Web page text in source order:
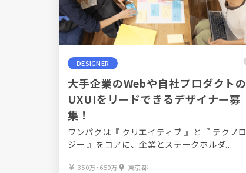
DESIGNER
大手企業のWebや自社プロダクトの
UXUIをリードできるデザイナー募
集！
ワンパクは『 クリエイティブ 』と『 テクノロ
ジー 』をコアに、企業とステークホルダ...
350万~650万 東京都